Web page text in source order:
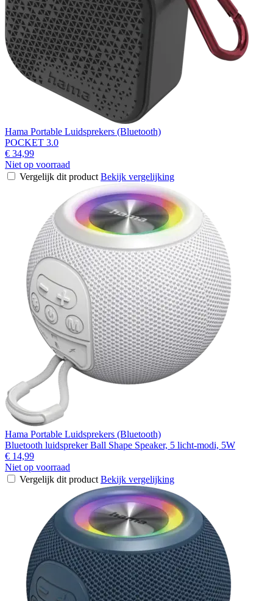
Hama Portable Luidsprekers (Bluetooth)
POCKET 3.0
€ 34,99
Niet op voorraad
Vergelijk dit product Bekijk vergelijking
Hama Portable Luidsprekers (Bluetooth)
Bluetooth luidspreker Ball Shape Speaker, 5 licht-modi, 5W
€ 14,99
Niet op voorraad
Vergelijk dit product Bekijk vergelijking